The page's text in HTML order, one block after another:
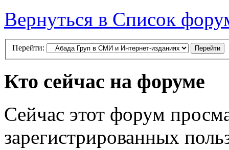
Вернуться в Список
Перейти:
Кто сейчас на форуме
Сейчас этот форум
зарегистрированных